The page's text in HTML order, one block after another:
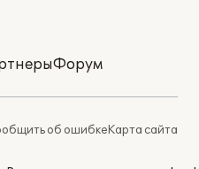
Форум
об ошибкеКарта сайта